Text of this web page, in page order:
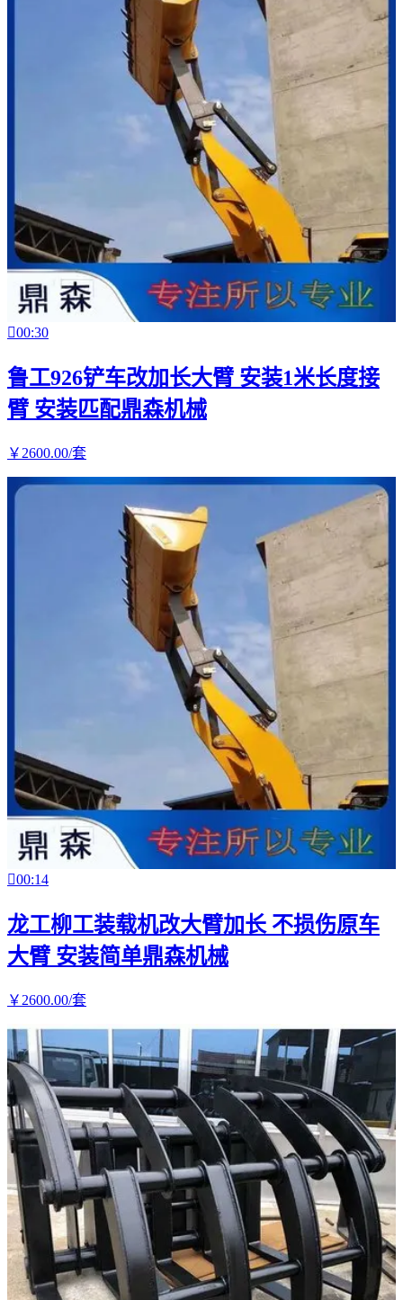
00:30
鲁工926铲车改加长大臂 安装1米长度接
臂 安装匹配鼎森机械
￥ 2600.00/套
00:14
龙工柳工装载机改大臂加长 不损伤原车
大臂 安装简单鼎森机械
￥ 2600.00/套